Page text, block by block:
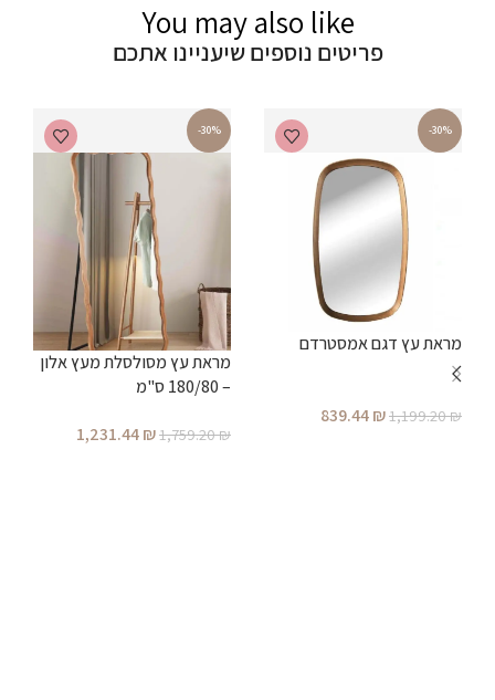
You may also like
פריטים נוספים שיעניינו אתכם
-30%
מראת עץ דגם אמסטרדם
1,199.20₪
839.44₪
-30%
מראת עץ מסולסלת מעץ אלון
– 180/80 ס"מ
1,759.20₪
1,231.44₪